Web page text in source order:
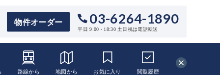
物件オーダー 03-6264-1890
平日 9:00 - 18:30 土日祝は電話転送
路線から 地図から お気に入り 閲覧履歴